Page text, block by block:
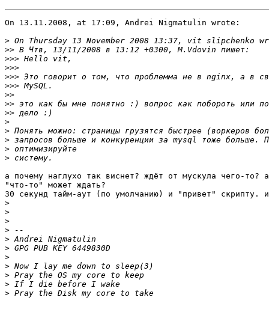
On 13.11.2008, at 17:09, Andrei Nigmatulin wrote:
>
>>
>>>
>>>
>>>
>>>
>>
>>
>>
>
>
>
>
>
а почему наглухо так виснет? ждёт от мускула чего-
"что-то" может ждать?
30 секунд тайм-аут (по умолчанию) и "привет" скрипту.
>
>
>
>
>
>
>
>
>
>
>